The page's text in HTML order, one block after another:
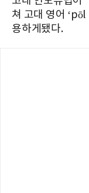
쳐 고대 영어
용하게됐다.